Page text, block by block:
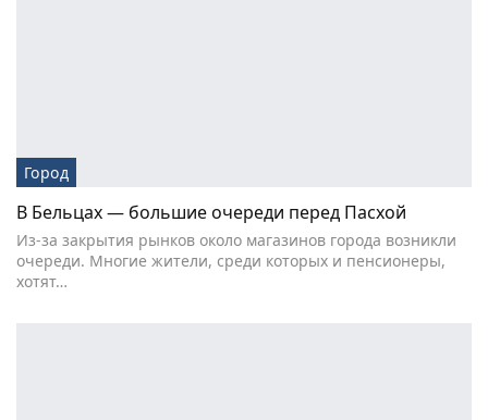
Город
В Бельцах — большие очереди перед Пасхой
Из-за закрытия рынков около магазинов города возникли
очереди. Многие жители, среди которых и пенсионеры,
хотят…